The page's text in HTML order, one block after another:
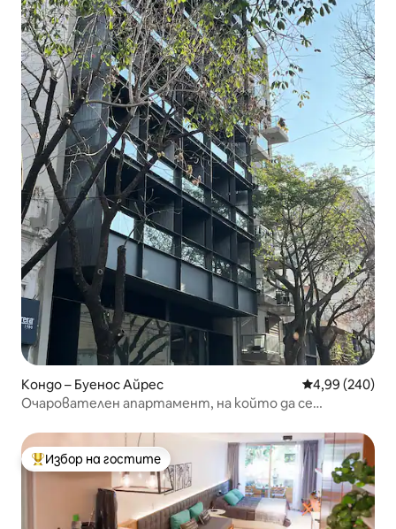
Кондо – Буенос Айрес Средна
4,99 (240)
Очарователен апартамент, на който да се
Най-популярен избор на гостите
Избор на гостите